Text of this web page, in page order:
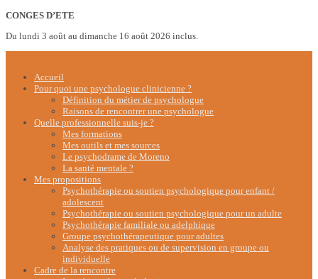
CONGES D’ETE
Du lundi 3 août au dimanche 16 août 2026 inclus.
Accueil
Pour quoi une psychologue clinicienne ?
Définition du métier de psychologue
Raisons de rencontrer une psychologue
Quelle professionnelle suis-je ?
Mes formations
Mes outils et mes sources
Le psychodrame de Moreno
La santé mentale ?
Mes propositions
Psychothérapie ou soutien psychologique pour enfant /
adolescent
Psychothérapie ou soutien psychologique pour un adulte
Psychothérapie familiale ou adelphique
Groupe psychothérapeutique pour adultes
Analyse des pratiques ou de supervision en groupe ou
individuelle
Cadre de la rencontre